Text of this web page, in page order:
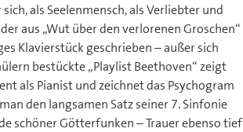
als Seelenmensch, als Verliebter und
aus „Wut über den verlorenen Groschen“
Klavierstück geschrieben – außer sich
bestückte „Playlist Beethoven“ zeigt
als Pianist und zeichnet das Psychogram
den langsamen Satz seiner 7. Sinfonie
schöner Götterfunken – Trauer ebenso tief